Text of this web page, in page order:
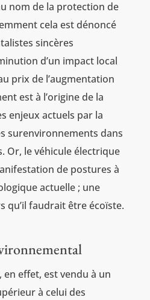
nom de la protection de
cela est dénoncé
sincères
d’un impact local
prix de l’augmentation
est à l’origine de la
enjeux actuels par la
surenvironnements dans
Or, le véhicule électrique
de postures à
actuelle ; une
qu’il faudrait être écoïste.
effet, est vendu à un
à celui des